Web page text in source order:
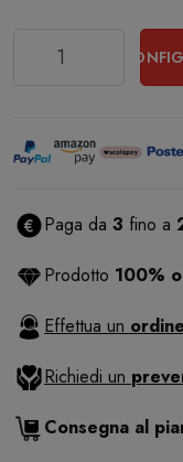
Paga da 3 fino a
Prodotto 100%
Effettua un
Richiedi un
Consegna al